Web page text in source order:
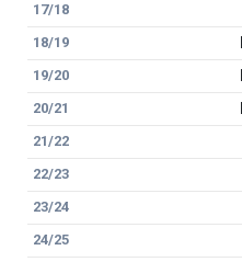
17/18
18/19
19/20
20/21
21/22
22/23
23/24
24/25